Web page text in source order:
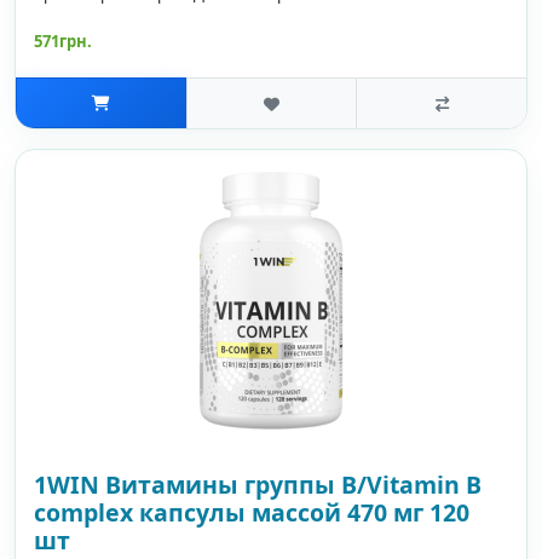
571грн.
1WIN Витамины группы B/Vitamin B
complex капсулы массой 470 мг 120
шт